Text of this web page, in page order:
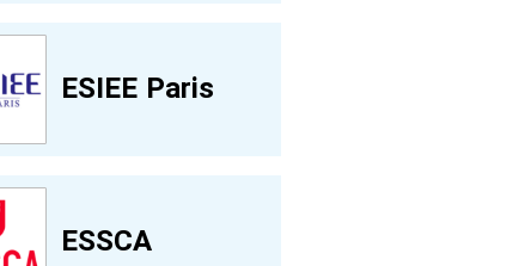
ESIEE Paris
ESSCA